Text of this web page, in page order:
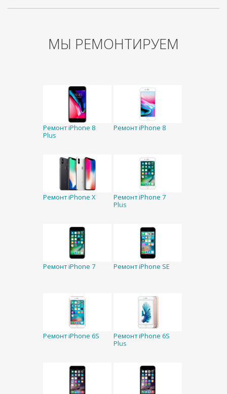
МЫ РЕМОНТИРУЕМ
Ремонт iPhone 8
Plus
Ремонт iPhone 8
Ремонт iPhone X
Ремонт iPhone 7
Plus
Ремонт iPhone 7 Ремонт iPhone SE
Ремонт iPhone 6S
Ремонт iPhone 6S
Plus